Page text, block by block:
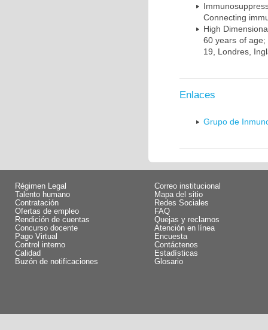
Connecting
High
60 years of age;
19, Londres,
Enlaces
Grupo de
Régimen Legal
Talento humano
Contratación
Ofertas de empleo
Rendición de cuentas
Concurso docente
Pago Virtual
Control interno
Calidad
Buzón de notificaciones
Correo institucional
Mapa del sitio
Redes Sociales
FAQ
Quejas y reclamos
Atención en línea
Encuesta
Contáctenos
Estadísticas
Glosario